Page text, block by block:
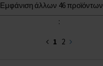
Εμφάνιση άλλων 46 προϊόντων
:
1 2